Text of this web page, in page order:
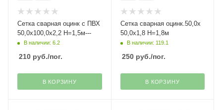
Сетка сварная оцинк с ПВХ
50,0х100,0х2,2 Н=1,5м---
В наличии: 6.2
210 руб./пог.
В КОРЗИНУ
Сетка сварная оцинк.50,0х
50,0х1,8 Н=1,8м
В наличии: 119.1
250руб./пог.
В КОРЗИНУ